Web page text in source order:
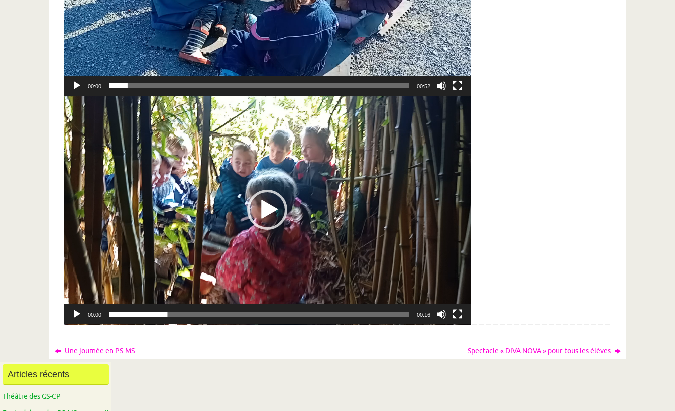
00:00 00:52
Lecteur
vidéo
00:00 00:16
Une journée en PS-MS Spectacle « DIVA NOVA » pour tous les élèves
Articles récents
Théâtre des GS-CP